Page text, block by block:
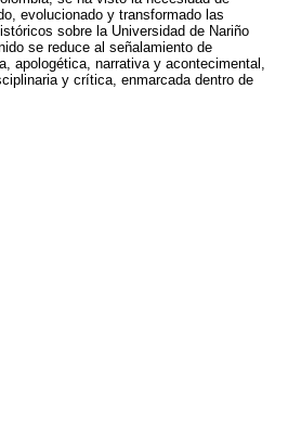
evolucionado y transformado las
sobre la Universidad de Nariño
se reduce al señalamiento de
apologética, narrativa y acontecimental,
y crítica, enmarcada dentro de